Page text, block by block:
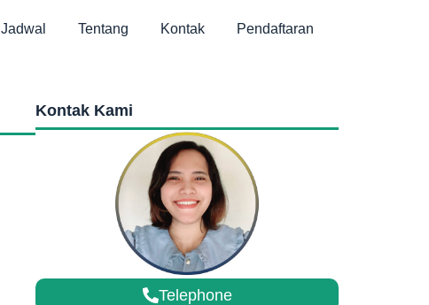
Jadwal Tentang Kontak Pendaftaran
Kontak Kami
Telephone